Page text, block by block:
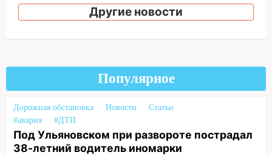
соседними Татарстаном и Саратовской
областью
В Ульяновске директора фирмы
млн рублей
08:22 Подросток на питбайке сбил
велосипедистку: пострадали двое
Другие новости
Популярное
Дорожная обстановка Новости
Статьи
#авария
#ДТП
Под Ульяновском при развороте пострадал
38-летний водитель иномарки